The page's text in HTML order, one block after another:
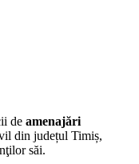
de amenajări
din județul Timiș,
săi.